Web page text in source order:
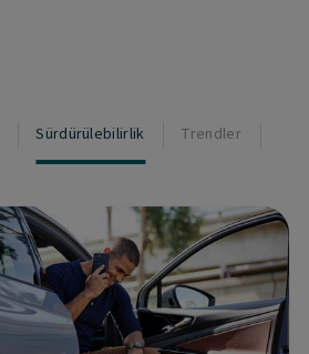
Sürdürülebilirlik Trendler